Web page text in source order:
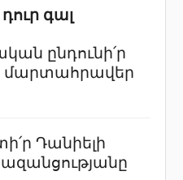
գալ
ընդունի՛ր
մարտահրավեր
Դանիելի